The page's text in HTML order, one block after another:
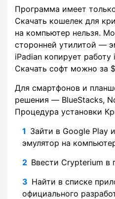
Программа имеет
Скачать кошелек для
на компьютер нельзя.
сторонней утилитой —
iPadian копирует работу
Скачать софт можно за
Для смартфонов и
решения — BlueStacks,
Процедура установки
Зайти в Google Play
эмулятор на
Ввести Crypterium в
Найти в списке
официального